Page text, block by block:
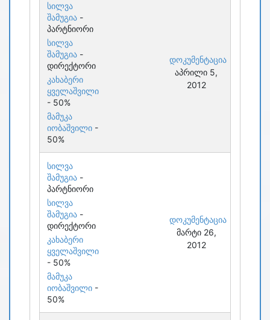
სილვა
შამუგია -
პარტნიორი
სილვა
შამუგია -
დირექტორი
კახაბერი
ყველაშვილი
- 50%
მამუკა
იობაშვილი -
50%
დოკუმენტაცია
აპრილი 5,
2012
სილვა
შამუგია -
პარტნიორი
სილვა
შამუგია -
დირექტორი
კახაბერი
ყველაშვილი
- 50%
მამუკა
იობაშვილი -
50%
დოკუმენტაცია
მარტი 26,
2012